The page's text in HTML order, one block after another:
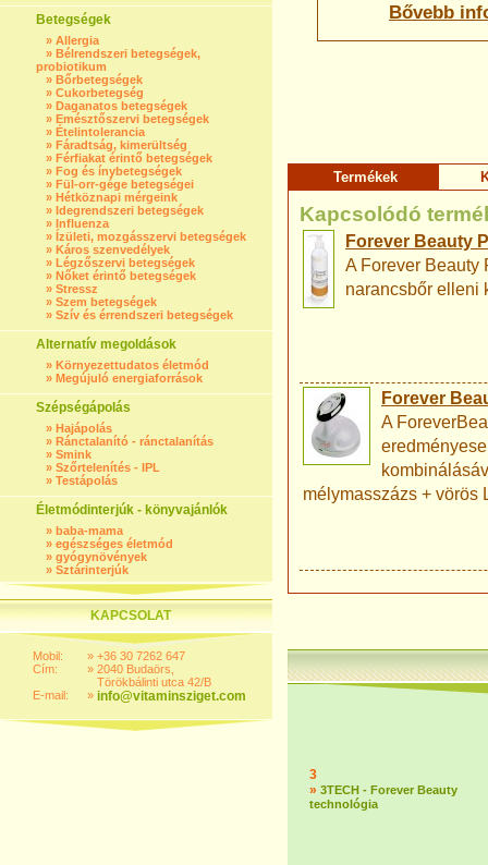
Betegségek
» Allergia
» Bélrendszeri betegségek,
probiotikum
» Bőrbetegségek
» Cukorbetegség
» Daganatos betegségek
» Emésztőszervi betegségek
» Ételintolerancia
» Fáradtság, kimerültség
» Férfiakat érintő betegségek
» Fog és ínybetegségek
» Fül-orr-gége betegségei
» Hétköznapi mérgeink
» Idegrendszeri betegségek
» Influenza
» Ízületi, mozgásszervi betegségek
» Káros szenvedélyek
» Légzőszervi betegségek
» Nőket érintő betegségek
» Stressz
» Szem betegségek
» Szív és érrendszeri betegségek
Alternatív megoldások
» Környezettudatos életmód
» Megújuló energiaforrások
Szépségápolás
» Hajápolás
» Ránctalanító - ránctalanítás
» Smink
» Szőrtelenítés - IPL
» Testápolás
Életmódinterjúk - könyvajánlók
» baba-mama
» egészséges életmód
» gyógynövények
» Sztárinterjúk
KAPCSOLAT
Mobil:
Cím:
E-mail:
»
»
»
+36 30 7262 647
2040 Budaörs,
Törökbálinti utca 42/B
info@vitaminsziget.com
Bővebb
Termékek
Kapcsolódó
Forever Beauty
A Forever Beauty
narancsbőr elleni
Forever
A
mélymasszázs + vörös
3
» 3TECH - Forever Beauty
technológia